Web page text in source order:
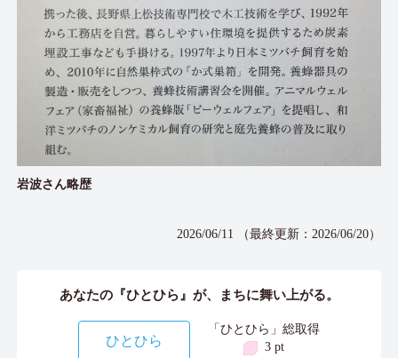
岩波さん略歴
2026/06/11 （最終更新：2026/06/20）
あなたの『ひとひら』が、まちに舞い上がる。
ひとひら
「ひとひら」総取得
3 pt